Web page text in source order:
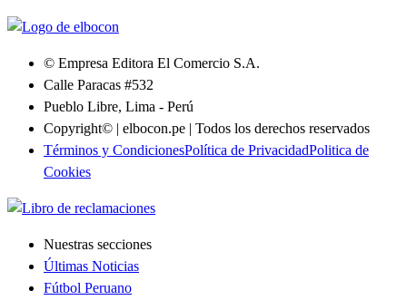
© Empresa Editora El Comercio S.A.
Calle Paracas #532
Pueblo Libre, Lima - Perú
Copyright© | elbocon.pe | Todos los derechos reservados
Términos y CondicionesPolítica de PrivacidadPolitica de
Cookies
Nuestras secciones
Últimas Noticias
Fútbol Peruano